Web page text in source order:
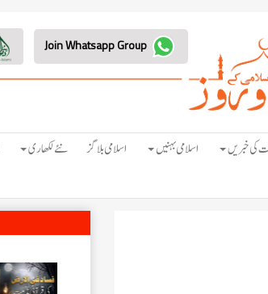
کی خبریں اسلامی بہنیں اسلامی بلاگز نئے لکھاری